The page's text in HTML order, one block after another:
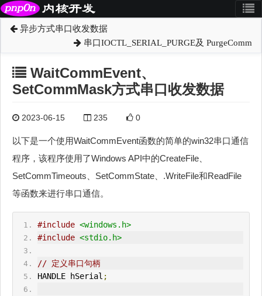
异步方式串口收发数据
串口IOCTL_SERIAL_PURGE及 PurgeComm
WaitCommEvent、
SetCommMask方式串口收发数据
2023-06-15 235 0
以下是一个使用WaitCommEvent函数的简单的win32串口通信
程序，该程序使用了Windows API中的CreateFile、
SetCommTimeouts、SetCommState、.WriteFile和ReadFile
等函数来进行串口通信。
#include <windows.h>
#include <stdio.h>
// 定义串口句柄
HANDLE hSerial ;